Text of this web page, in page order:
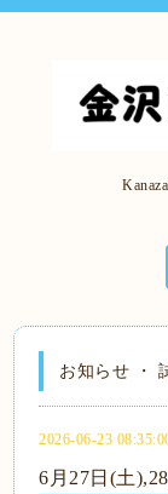
お知らせ ・
2026-06-23
6月27日(土